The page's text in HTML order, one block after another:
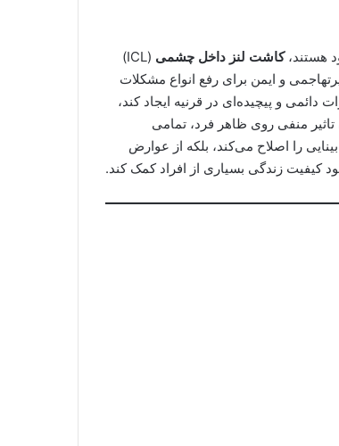
هستند،کاشت لنز داخل چشمی
(ICL)
و ایمن برای رفع انواع مشکلات
و پیچیده‌ای در قرنیه ایجاد کند،
منفی روی ظاهر فرد، تمامی
را اصلاح می‌کند، بلکه از عوارض
کیفیت زندگی بسیاری از افراد کمک کند.